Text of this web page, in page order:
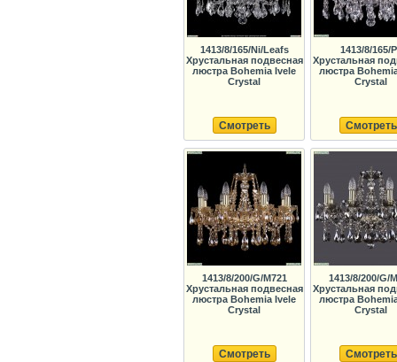
1413/8/165/Ni/Leafs
Хрустальная подвесная
люстра Bohemia Ivele
Crystal
Смотреть
1413/8/165/
Хрустальная
люстра
Crystal
Смотреть
1413/8/200/G/M721
Хрустальная подвесная
люстра Bohemia Ivele
Crystal
Смотреть
1413/8/200/G/
Хрустальная
люстра
Crystal
Смотреть